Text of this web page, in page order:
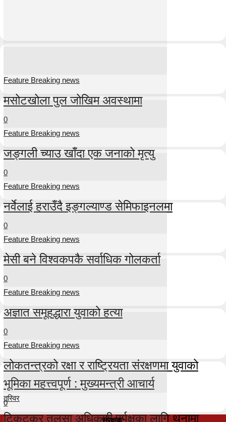
Feature Breaking news
मसोटखोला पुल जोखिम अवस्थामा
0
Feature Breaking news
जङ्गली च्याउ खाँदा एक जनाको मृत्यु
0
Feature Breaking news
नर्वेलाई हराउँदै इङ्गल्याण्ड सेमिफाइनलमा
0
Feature Breaking news
मेसी बने विश्वकपकै सर्वाधिक गोलकर्ता
0
Feature Breaking news
अज्ञात समूहद्धारा युवाको हत्या
0
Feature Breaking news
लोकतन्त्रको रक्षा र राष्ट्रियता संरक्षणमा युवाको
भूमिका महत्त्वपूर्ण : मुख्यमन्त्री आचार्य
0
तस्विर
टिकटकर तुलसा अधिकारी पुर्पक्षका लागि थुनामा